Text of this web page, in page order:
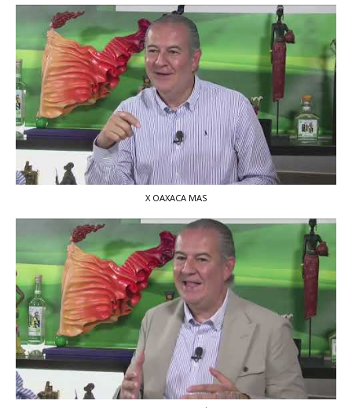
X OAXACA MAS